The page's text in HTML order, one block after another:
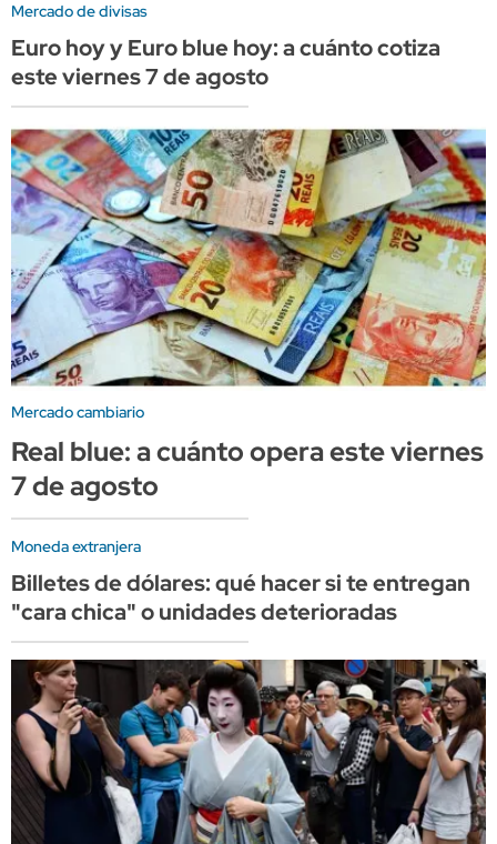
Mercado de divisas
Euro hoy y Euro blue hoy: a cuánto cotiza
este viernes 7 de agosto
Mercado cambiario
Real blue: a cuánto opera este viernes
7 de agosto
Moneda extranjera
Billetes de dólares: qué hacer si te entregan
"cara chica" o unidades deterioradas